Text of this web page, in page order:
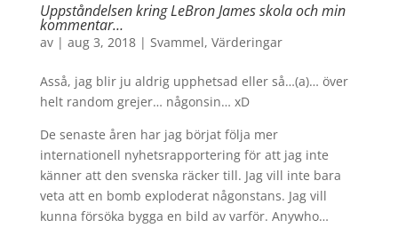
Uppståndelsen kring LeBron James skola och min
kommentar…
av | aug 3, 2018| Svammel, Värderingar
Asså, jag blir ju aldrig upphetsad eller så…(a)… över
helt random grejer… någonsin… xD
De senaste åren har jag börjat följa mer
internationell nyhetsrapportering för att jag inte
känner att den svenska räcker till. Jag vill inte bara
veta att en bomb exploderat någonstans. Jag vill
kunna försöka bygga en bild av varför. Anywho…